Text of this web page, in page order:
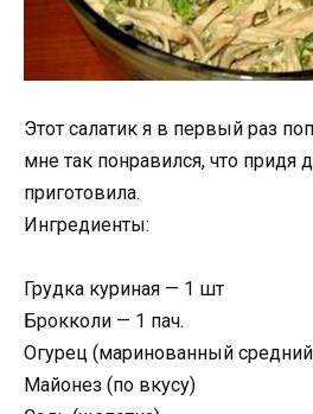
Этот салатик я в первый раз
мне так понравился, что придя
приготовила.
Ингредиенты:
Грудка куриная — 1 шт
Брокколи — 1 пач.
Огурец (маринованный
Майонез (по вкусу)